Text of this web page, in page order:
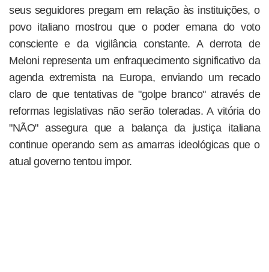
seus seguidores pregam em relação às instituições, o
povo italiano mostrou que o poder emana do voto
consciente e da vigilância constante. A derrota de
Meloni representa um enfraquecimento significativo da
agenda extremista na Europa, enviando um recado
claro de que tentativas de "golpe branco" através de
reformas legislativas não serão toleradas. A vitória do
"NÃO" assegura que a balança da justiça italiana
continue operando sem as amarras ideológicas que o
atual governo tentou impor.